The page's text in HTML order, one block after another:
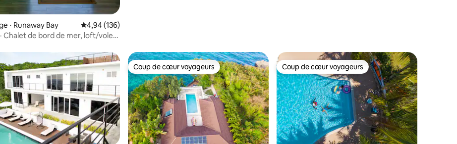
⋅ Runaway Bay Évaluation moyenne sur la base de 136 commentaires : 4,94 sur 5
4,94 (136)
Chalet de bord de mer, loft/volets
sur la base de 95 commentaires : 4,87 sur 5
Coup de cœur voyageurs
Coup de cœur voyageurs Coup de cœur voyageurs
Coup de cœur voyageurs